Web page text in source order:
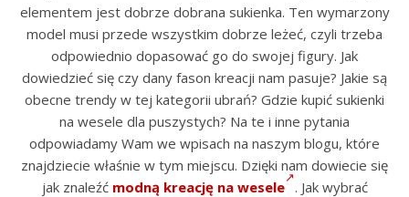
elementem jest dobrze dobrana sukienka. Ten wymarzony
model musi przede wszystkim dobrze leżeć, czyli trzeba
odpowiednio dopasować go do swojej figury. Jak
dowiedzieć się czy dany fason kreacji nam pasuje? Jakie są
obecne trendy w tej kategorii ubrań? Gdzie kupić sukienki
na wesele dla puszystych? Na te i inne pytania
odpowiadamy Wam we wpisach na naszym blogu, które
znajdziecie właśnie w tym miejscu. Dzięki nam dowiecie się
jak znaleźć modną kreację na wesele . Jak wybrać